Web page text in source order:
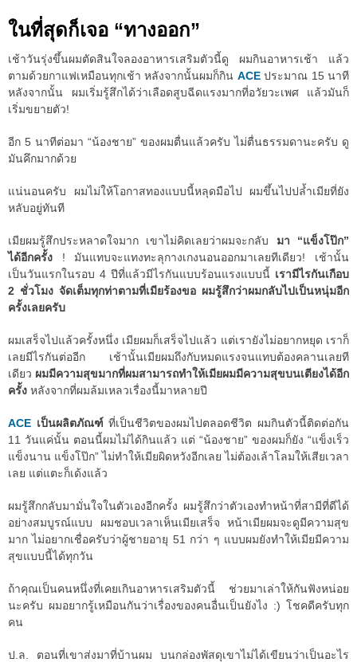
ในที่สุดก็เจอ “ทางออก”
เช้าวันรุ่งขึ้นผมตัดสินใจลองอาหารเสริมตัวนี้ดู ผมกินอาหารเช้า แล้ว
ตามด้วยกาแฟเหมือนทุกเช้า หลังจากนั้นผมก็กิน ACEประมาณ 15 นาที
หลังจากนั้น ผมเริ่มรู้สึกได้ว่าเลือดสูบฉีดแรงมากที่อวัยวะเพศ แล้วมันก็
เริ่มขยายตัว!
อีก 5 นาทีต่อมา “น้องชาย” ของผมตื่นแล้วครับ ไม่ตื่นธรรมดานะครับ ดู
มันคึกมากด้วย
แน่นอนครับ ผมไม่ให้โอกาสทองแบบนี้หลุดมือไป ผมขึ้นไปปล้ำเมียที่ยัง
หลับอยู่ทันที
เมียผมรู้สึกประหลาดใจมาก เขาไม่คิดเลยว่าผมจะกลับ มา “แข็งโป๊ก”
ได้อีกครั้ง ! มันแทบจะแทงทะลุกางเกงนอนออกมาเลยทีเดียว! เช้านั้น
เป็นวันแรกในรอบ 4 ปีที่แล้วมีไรกันแบบร้อนแรงแบบนี้ เรามีไรกันเกือบ
2 ชั่วโมง จัดเต็มทุกท่าตามที่เมียร้องขอ ผมรู้สึกว่าผมกลับไปเป็นหนุ่มอีก
ครั้งเลยครับ
ผมเสร็จไปแล้วครั้งหนึ่ง เมียผมก็เสร็จไปแล้ว แต่เรายังไม่อยากหยุด เราก็
เลยมีไรกันต่ออีก เช้านั้นเมียผมถึงกับหมดแรงจนแทบต้องคลานเลยที
เดียว ผมมีความสุขมากที่ผมสามารถทำให้เมียผมมีความสุขบนเตียงได้อีก
ครั้ง หลังจากที่ผมล้มเหลวเรื่องนี้มาหลายปี
ACE เป็นผลิตภัณฑ์ที่เป็นชีวิตของผมไปตลอดชีวิต ผมกินตัวนี้ติดต่อกัน
11 วันแค่นั้น ตอนนี้ผมไม่ได้กินแล้ว แต่ “น้องชาย” ของผมก็ยัง “แข็งเร็ว
แข็งนาน แข็งโป๊ก” ไม่ทำให้เมียผิดหวังอีกเลย ไม่ต้องเล้าโลมให้เสียเวลา
เลย แต่แตะก็เด้งแล้ว
ผมรู้สึกกลับมามั่นใจในตัวเองอีกครั้ง ผมรู้สึกว่าตัวเองทำหน้าที่สามีที่ดีได้
อย่างสมบูรณ์แบบ ผมชอบเวลาเห็นเมียเสร็จ หน้าเมียผมจะดูมีความสุข
มาก ไม่อยากเชื่อครับว่าผู้ชายอายุ 51 กว่า ๆ แบบผมยังทำให้เมียมีความ
สุขแบบนี้ได้ทุกวัน
ถ้าคุณเป็นคนหนึ่งที่เคยเกินอาหารเสริมตัวนี้ ช่วยมาเล่าให้กันฟังหน่อย
นะครับ ผมอยากรู้เหมือนกันว่าเรื่องของคนอื่นเป็นยังไง :) โชคดีครับทุก
คน
ป.ล. ตอนที่เขาส่งมาที่บ้านผม บนกล่องพัสดุเขาไม่ได้เขียนว่าเป็นอะไร